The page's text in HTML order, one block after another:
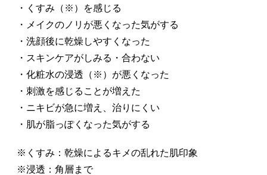
・くすみ（※）を感じる
・メイクのノリが悪くなった気がする
・洗顔後に乾燥しやすくなった
・スキンケアがしみる・合わない
・化粧水の浸透（※）が悪くなった
・刺激を感じることが増えた
・ニキビが急に増え、治りにくい
・肌が脂っぽくなった気がする
※くすみ：乾燥によるキメの乱れた肌印象
※浸透：角層まで